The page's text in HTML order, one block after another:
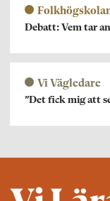
Debatt: Vem tar
Vi Vägledare
”Det fick mig att